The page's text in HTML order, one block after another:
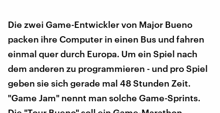
Die zwei Game-Entwickler von Major Bueno
packen ihre Computer in einen Bus und fahren
einmal quer durch Europa. Um ein Spiel nach
dem anderen zu programmieren - und pro Spiel
geben sie sich gerade mal 48 Stunden Zeit.
"Game Jam" nennt man solche Game-Sprints.